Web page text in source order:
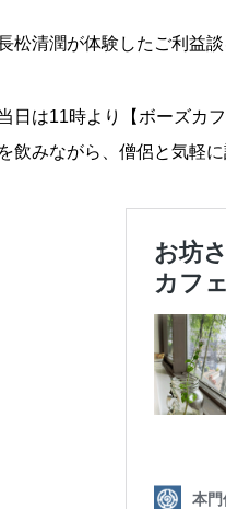
松清潤が体験したご利益
日は11時より【ボーズカ
飲みながら、僧侶と気軽